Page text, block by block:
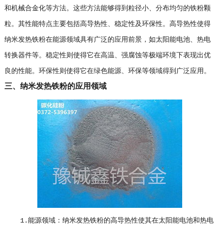
和机械合金化等方法。这些方法能够得到粒径小、分布均匀的铁粉颗
粒。其性能特点主要包括高导热性、稳定性及环保性。高导热性使得
纳米发热铁粉在能源领域具有广泛的应用前景，如太阳能电池、热电
转换器件等。稳定性则使得它在高温、强腐蚀等极端环境下表现出优
良的性能。环保性则使得它在绿色能源、环保等领域得到广泛应用。
三、纳米发热铁粉的应用领域
1.能源领域：纳米发热铁粉的高导热性使其在太阳能电池和热电